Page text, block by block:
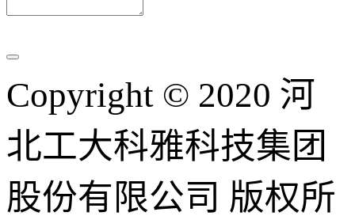
Copyright © 2020 河
北工大科雅科技集团
股份有限公司 版权所